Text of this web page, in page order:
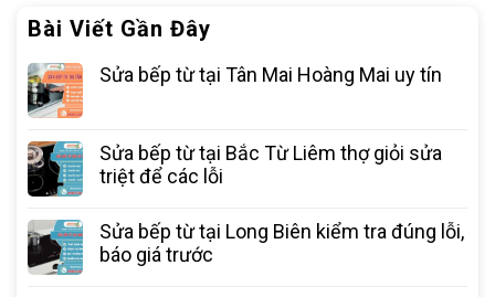
Bài Viết Gần Đây
Sửa bếp từ tại Tân Mai Hoàng Mai uy tín
Sửa bếp từ tại Bắc Từ Liêm thợ giỏi sửa
triệt để các lỗi
Sửa bếp từ tại Long Biên kiểm tra đúng lỗi,
báo giá trước